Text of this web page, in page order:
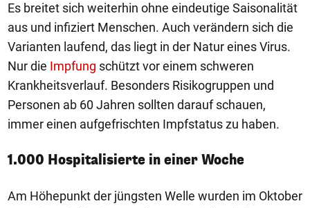
Es breitet sich weiterhin ohne eindeutige Saisonalität
aus und infiziert Menschen. Auch verändern sich die
Varianten laufend, das liegt in der Natur eines Virus.
Nur die Impfung schützt vor einem schweren
Krankheitsverlauf. Besonders Risikogruppen und
Personen ab 60 Jahren sollten darauf schauen,
immer einen aufgefrischten Impfstatus zu haben.
1.000 Hospitalisierte in einer Woche
Am Höhepunkt der jüngsten Welle wurden im Oktober